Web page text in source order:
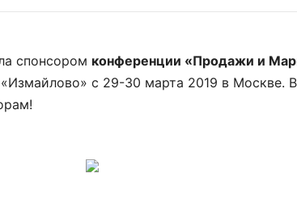
спонсором конференции «Продажи и
с 29-30 марта 2019 в Москве.